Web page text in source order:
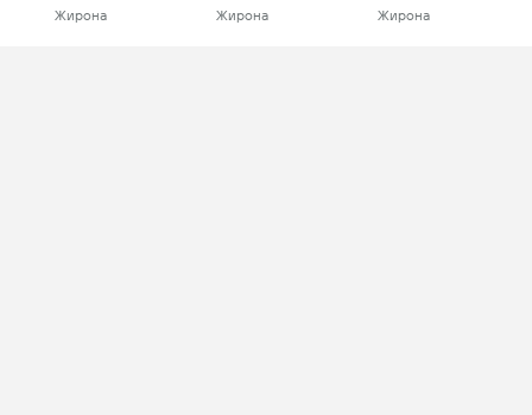
Жирона Жирона Жирона